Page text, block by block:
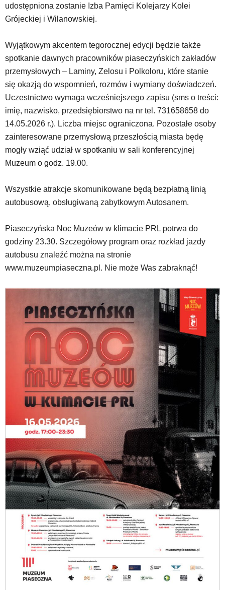
te
obsługiwane
pomocą
klawiszy
strzałek
lub
odpowiadających
im
skrótów
klawiaturowych
oraz
mogą
wyposażone
dedykowane
klawiaturowe
przyjęte
dla
danej
platformy.
udostępniona zostanie Izba Pamięci Kolejarzy Kolei
Grójeckiej i Wilanowskiej.
Wyjątkowym akcentem tegorocznej edycji będzie także
spotkanie dawnych pracowników piaseczyńskich zakładów
przemysłowych – Laminy, Zelosu i Polkoloru, które stanie
się okazją do wspomnień, rozmów i wymiany doświadczeń.
Uczestnictwo wymaga wcześniejszego zapisu (sms o treści:
imię, nazwisko, przedsiębiorstwo na nr tel. 731658658 do
14.05.2026 r.). Liczba miejsc ograniczona. Pozostałe osoby
zainteresowane przemysłową przeszłością miasta będę
mogły wziąć udział w spotkaniu w sali konferencyjnej
Muzeum o godz. 19.00.
Wszystkie atrakcje skomunikowane będą bezpłatną linią
autobusową, obsługiwaną zabytkowym Autosanem.
Piaseczyńska Noc Muzeów w klimacie PRL potrwa do
godziny 23.30. Szczegółowy program oraz rozkład jazdy
autobusu znaleźć można na stronie
www.muzeumpiaseczna.pl. Nie może Was zabraknąć!